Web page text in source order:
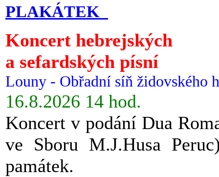
PLAKÁTEK
Koncert hebrejských
a sefardských písní
Louny - Obřadní síň židovského
16.8.2026 14 hod.
Koncert v podání Dua
ve Sboru M.J.Husa
památek.